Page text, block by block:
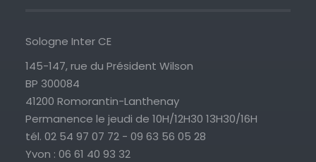
Sologne Inter CE
145-147, rue du Président Wilson
BP 300084
41200 Romorantin-Lanthenay
Permanence le jeudi de 10H/12H30 13H30/16H
tél. 02 54 97 07 72 - 09 63 56 05 28
Yvon : 06 61 40 93 32